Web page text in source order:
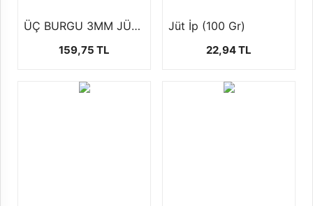
ÜÇ BURGU 3MM JÜT İP (500 GR)
159,75 TL
Jüt İp (100 Gr)
22,94 TL